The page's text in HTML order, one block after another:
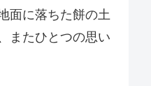
面に落ちた餅の土
またひとつの思い